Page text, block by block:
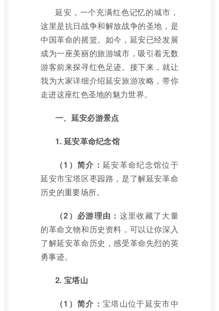
延安，一个充满红色记忆的城市，
这里是抗日战争和解放战争的圣地，是
中国革命的摇篮。如今，延安已经发展
成为一座美丽的旅游城市，吸引着无数
游客前来探寻红色足迹。接下来，就让
我为大家详细介绍延安旅游攻略，带你
走进这座红色圣地的魅力世界。
一、延安必游景点
1. 延安革命纪念馆
（1）简介：延安革命纪念馆位于
延安市宝塔区枣园路，是了解延安革命
历史的重要场所。
（2）必游理由： 这里收藏了大量
的革命文物和历史资料，可以让你深入
了解延安革命历史，感受革命先烈的英
勇事迹。
2. 宝塔山
（1）简介：宝塔山位于延安市中